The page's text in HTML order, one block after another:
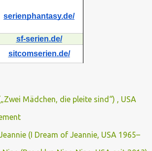
serienphantasy.de/
sf-serien.de/
sitcomserien.de/
Mädchen, die pleite sind“) , USA
(I Dream of Jeannie, USA 1965–